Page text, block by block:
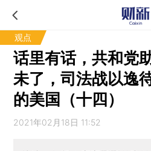
观点
话里有话，共和党
未了，司法战以逸
的美国（十四）
2021年02月18日 11:52